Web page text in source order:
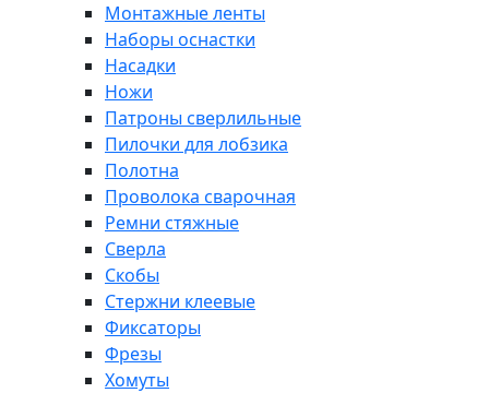
Монтажные ленты
Наборы оснастки
Насадки
Ножи
Патроны сверлильные
Пилочки для лобзика
Полотна
Проволока сварочная
Ремни стяжные
Сверла
Скобы
Стержни клеевые
Фиксаторы
Фрезы
Хомуты